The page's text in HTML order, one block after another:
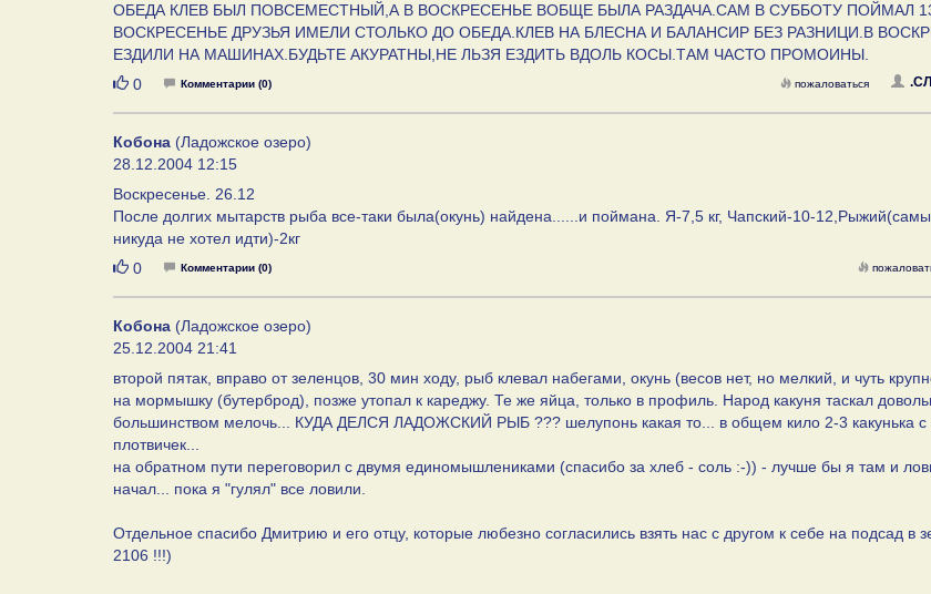
ОБЕДА КЛЕВ БЫЛ ПОВСЕМЕСТНЫЙ,А В ВОСКРЕСЕНЬЕ ВОБЩЕ БЫЛА РАЗДАЧА.САМ В СУББОТУ ПОЙМАЛ
ВОСКРЕСЕНЬЕ ДРУЗЬЯ ИМЕЛИ СТОЛЬКО ДО ОБЕДА.КЛЕВ НА БЛЕСНА И БАЛАНСИР БЕЗ РАЗНИЦИ.В
ЕЗДИЛИ НА МАШИНАХ.БУДЬТЕ АКУРАТНЫ,НЕ ЛЬЗЯ ЕЗДИТЬ ВДОЛЬ КОСЫ.ТАМ ЧАСТО ПРОМОИНЫ.
Нравится
0 Комментарии (0) пожаловаться
Кобона (Ладожское озеро)
28.12.2004 12:15
Воскресенье. 26.12
После долгих мытарств рыба все-таки была(окунь) найдена......и поймана. Я-7,5 кг, Чапский-10-
никуда не хотел идти)-2кг
Нравится
0 Комментарии (0)
Кобона (Ладожское озеро)
25.12.2004 21:41
второй пятак, вправо от зеленцов, 30 мин ходу, рыб клевал набегами, окунь (весов нет, но мелкий, и чуть
на мормышку (бутерброд), позже утопал к кареджу. Те же яйца, только в профиль. Народ какуня таскал
большинством мелочь... КУДА ДЕЛСЯ ЛАДОЖСКИЙ РЫБ ??? шелупонь какая то... в общем кило 2-3 какунька с
плотвичек...
на обратном пути переговорил с двумя единомышлениками (спасибо за хлеб - соль :-)) - лучше бы я там и
начал... пока я "гулял" все ловили.
Отдельное спасибо Дмитрию и его отцу, которые любезно согласились взять нас с другом к себе на подсад в
2106 !!!)